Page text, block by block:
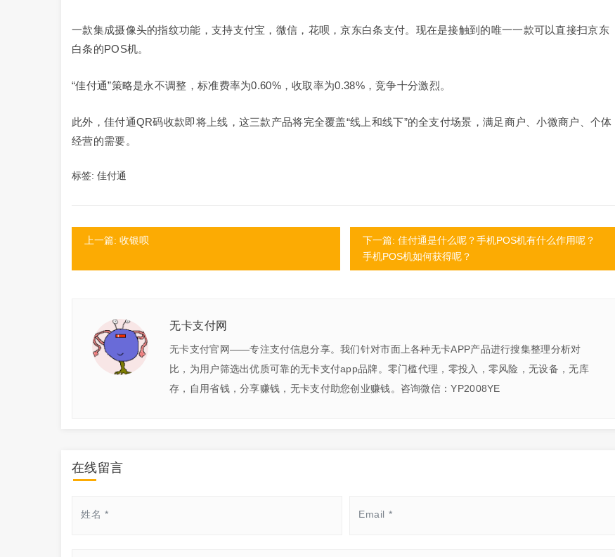
一款集成摄像头的指纹功能，支持支付宝，微信，花呗，京东白条支付。现在是接触到的唯一一款可以直接扫京东
白条的POS机。
“佳付通”策略是永不调整，标准费率为0.60%，收取率为0.38%，竞争十分激烈。
此外，佳付通QR码收款即将上线，这三款产品将完全覆盖“线上和线下”的全支付场景，满足商户、小微商户、个体
经营的需要。
标签: 佳付通
上一篇: 收银呗
下一篇: 佳付通是什么呢？手机POS机有什么作用呢？
手机POS机如何获得呢？
无卡支付网
无卡支付官网——专注支付信息分享。我们针对市面上各种无卡APP产品进行搜集整理分析对
比，为用户筛选出优质可靠的无卡支付app品牌。零门槛代理，零投入，零风险，无设备，无库
存，自用省钱，分享赚钱，无卡支付助您创业赚钱。咨询微信：YP2008YE
在线留言